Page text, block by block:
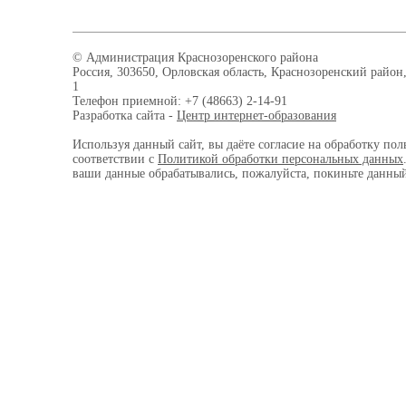
© Администрация Краснозоренского района
Россия, 303650, Орловская область, Краснозоренский
1
Телефон приемной: +7 (48663) 2-14-91
Разработка сайта - Центр интернет-образования
Используя данный сайт, вы даёте согласие на обработку
соответствии с Политикой обработки персональных данных
ваши данные обрабатывались, пожалуйста, покиньте